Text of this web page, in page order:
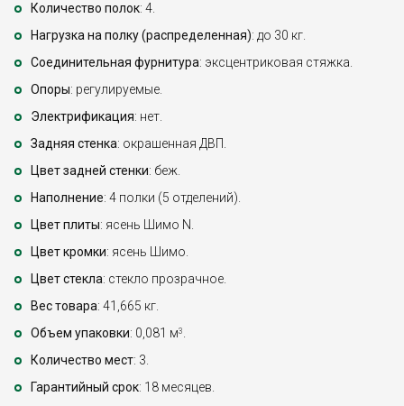
Количество полок: 4.
Нагрузка на полку (распределенная): до 30 кг.
Соединительная фурнитура: эксцентриковая стяжка.
Опоры: регулируемые.
Электрификация: нет.
Задняя стенка: окрашенная ДВП.
Цвет задней стенки: беж.
Наполнение: 4 полки (5 отделений).
Цвет плиты: ясень Шимо N.
Цвет кромки: ясень Шимо.
Цвет стекла: стекло прозрачное.
Вес товара: 41,665 кг.
Объем упаковки: 0,081 м3 .
Количество мест: 3.
Гарантийный срок: 18 месяцев.